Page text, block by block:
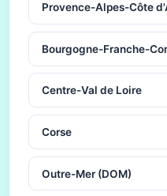
Provence-Alpes-Côte
Bourgogne-Franche-
Centre-Val de Loire
Corse
Outre-Mer (DOM)